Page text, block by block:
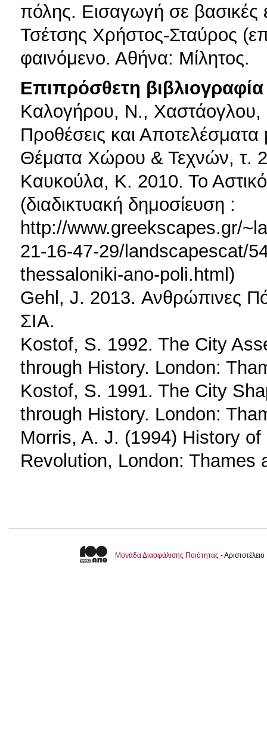
πόλης. Εισαγωγή σε βασικές
Τσέτσης Χρήστος-Σταύρος
φαινόμενο. Αθήνα: Μίλητος.
Επιπρόσθετη βιβλιογραφία
Καλογήρου, Ν.,
Προθέσεις και
Θέματα Χώρου & Τεχνών, τ.
Καυκούλα, Κ. 2010. Το
(διαδικτυακή δημοσίευση :
http://www.greekscapes.gr/
21-16-47-29/landscapescat/
thessaloniki-ano-poli.html)
Gehl, J. 2013. Ανθρώπινες
ΣΙΑ.
Kostof, S. 1992. The City
through History. London:
Kostof, S. 1991. The City
through History. London:
Morris, A. J. (1994) History
Revolution, London: Thames
Μονάδα Διασφάλισης Ποιότητας -